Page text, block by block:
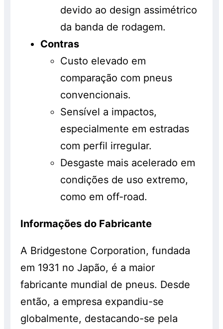
devido ao design assimétrico
da banda de rodagem.
Contras
Custo elevado em
comparação com pneus
convencionais.
Sensível a impactos,
especialmente em estradas
com perfil irregular.
Desgaste mais acelerado em
condições de uso extremo,
como em off-road.
Informações do Fabricante
A Bridgestone Corporation, fundada
em 1931 no Japão, é a maior
fabricante mundial de pneus. Desde
então, a empresa expandiu-se
globalmente, destacando-se pela